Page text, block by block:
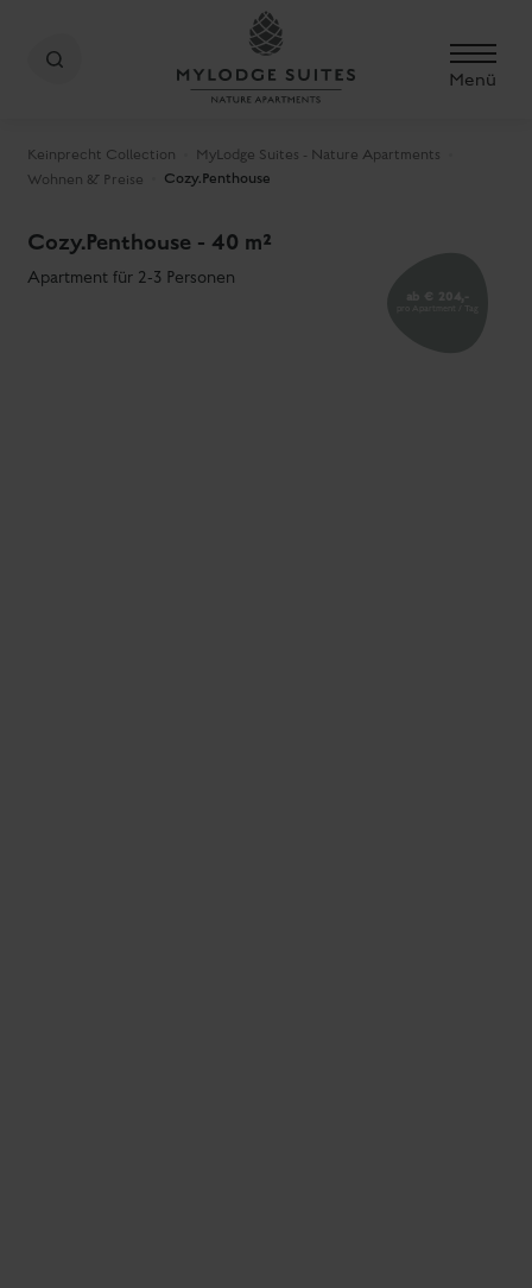
Menü
Keinprecht Collection
MyLodge Suites - Nature Apartments
Wohnen & Preise
Cozy.Penthouse
Cozy.Penthouse - 40 m²
Apartment für 2-3 Personen